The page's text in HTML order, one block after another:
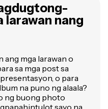
larawan nang
ang mga larawan o
sa mga post sa
o para
na puno ng alaala?
ng buong photo
sayo na